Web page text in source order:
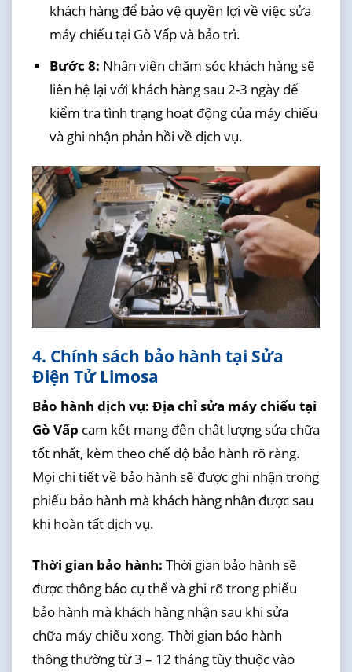
khách hàng để bảo vệ quyền lợi về việc sửa
máy chiếu tại Gò Vấp và bảo trì.
Bước 8: Nhân viên chăm sóc khách hàng sẽ
liên hệ lại với khách hàng sau 2-3 ngày để
kiểm tra tình trạng hoạt động của máy chiếu
và ghi nhận phản hồi về dịch vụ.
4. Chính sách bảo hành tại Sửa
Điện Tử Limosa
Bảo hành dịch vụ: Địa chỉ sửa máy chiếu tại
Gò Vấp cam kết mang đến chất lượng sửa chữa
tốt nhất, kèm theo chế độ bảo hành rõ ràng.
Mọi chi tiết về bảo hành sẽ được ghi nhận trong
phiếu bảo hành mà khách hàng nhận được sau
khi hoàn tất dịch vụ.
Thời gian bảo hành: Thời gian bảo hành sẽ
được thông báo cụ thể và ghi rõ trong phiếu
bảo hành mà khách hàng nhận sau khi sửa
chữa máy chiếu xong. Thời gian bảo hành
thông thường từ 3 – 12 tháng tùy thuộc vào